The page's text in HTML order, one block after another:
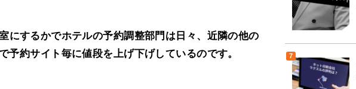
にするかでホテルの予約調整部門は日々、近隣の他の
予約サイト毎に値段を上げ下げしているのです。